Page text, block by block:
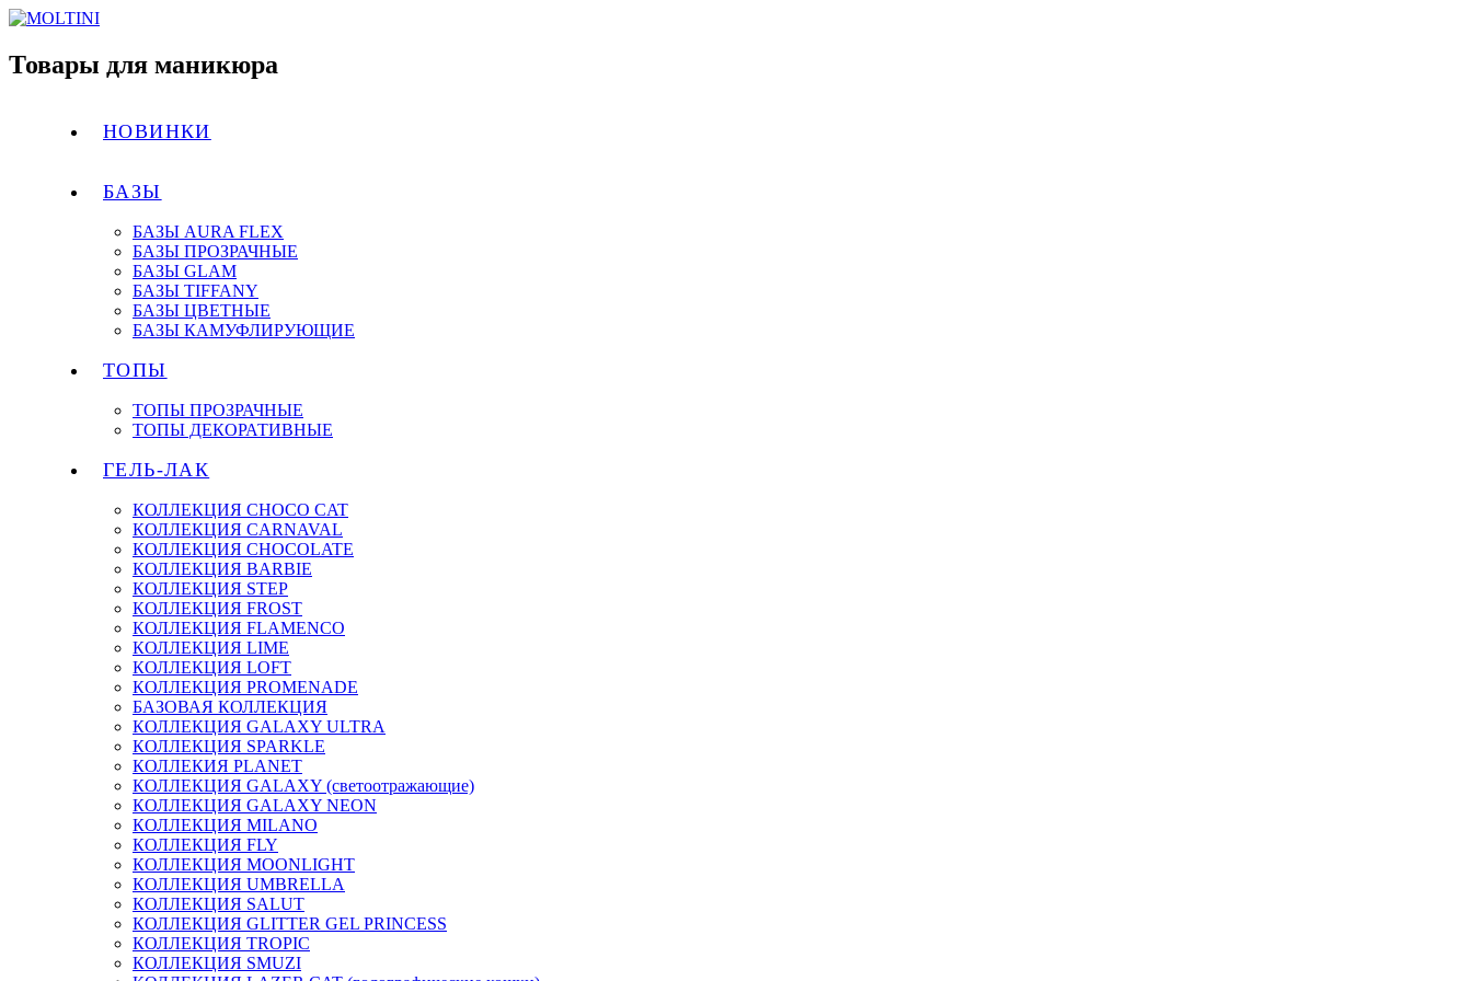
Товары для маникюра
НОВИНКИ
БАЗЫ
БАЗЫ AURA FLEX
БАЗЫ ПРОЗРАЧНЫЕ
БАЗЫ GLAM
БАЗЫ TIFFANY
БАЗЫ ЦВЕТНЫЕ
БАЗЫ КАМУФЛИРУЮЩИЕ
ТОПЫ
ТОПЫ ПРОЗРАЧНЫЕ
ТОПЫ ДЕКОРАТИВНЫЕ
ГЕЛЬ-ЛАК
КОЛЛЕКЦИЯ CHOCO CAT
КОЛЛЕКЦИЯ CARNAVAL
КОЛЛЕКЦИЯ CHOCOLATE
КОЛЛЕКЦИЯ BARBIE
КОЛЛЕКЦИЯ STEP
КОЛЛЕКЦИЯ FROST
КОЛЛЕКЦИЯ FLAMENCO
КОЛЛЕКЦИЯ LIME
КОЛЛЕКЦИЯ LOFT
КОЛЛЕКЦИЯ PROMENADE
БАЗОВАЯ КОЛЛЕКЦИЯ
КОЛЛЕКЦИЯ GALAXY ULTRA
КОЛЛЕКЦИЯ SPARKLE
КОЛЛЕКИЯ PLANET
КОЛЛЕКЦИЯ GALAXY (светоотражающие)
КОЛЛЕКЦИЯ GALAXY NEON
КОЛЛЕКЦИЯ MILANO
КОЛЛЕКЦИЯ FLY
КОЛЛЕКЦИЯ MOONLIGHT
КОЛЛЕКЦИЯ UMBRELLA
КОЛЛЕКЦИЯ SALUT
КОЛЛЕКЦИЯ GLITTER GEL PRINCESS
КОЛЛЕКЦИЯ TROPIC
КОЛЛЕКЦИЯ SMUZI